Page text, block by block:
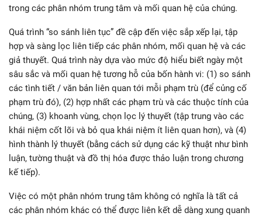
trong các phân nhóm trung tâm và mối quan hệ của chúng.
Quá trình “so sánh liên tục” đề cập đến việc sắp xếp lại, tập
hợp và sàng lọc liên tiếp các phân nhóm, mối quan hệ và các
giả thuyết. Quá trình này dựa vào mức độ hiểu biết ngày một
sâu sắc và mối quan hệ tương hỗ của bốn hành vi: (1) so sánh
các tình tiết / văn bản liên quan tới mỗi phạm trù (để củng cố
phạm trù đó), (2) hợp nhất các phạm trù và các thuộc tính của
chúng, (3) khoanh vùng, chọn lọc lý thuyết (tập trung vào các
khái niệm cốt lõi và bỏ qua khái niệm ít liên quan hơn), và (4)
hình thành lý thuyết (bằng cách sử dụng các kỹ thuật như bình
luận, tường thuật và đồ thị hóa được thảo luận trong chương
kế tiếp).
Việc có một phân nhóm trung tâm không có nghĩa là tất cả
các phân nhóm khác có thể được liên kết dễ dàng xung quanh